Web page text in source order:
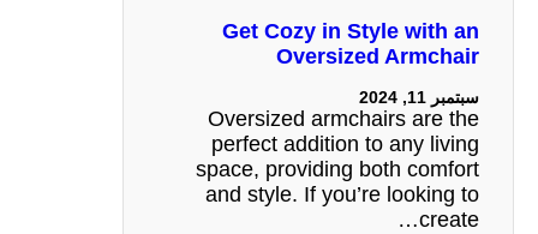
Get Cozy in Style with an
Oversized Armchair
سبتمبر 11, 2024
Oversized armchairs are the
perfect addition to any living
space, providing both comfort
and style. If you’re looking to
create…